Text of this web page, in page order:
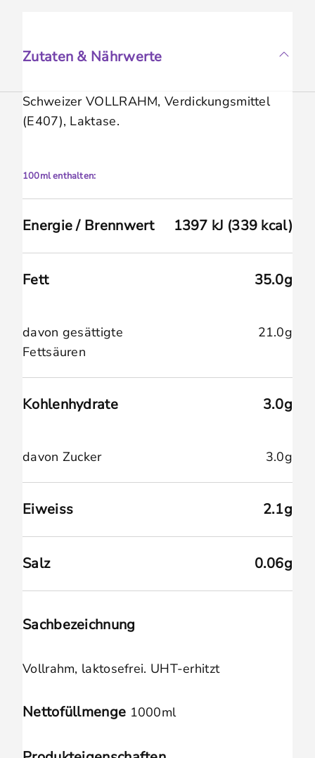
Zutaten & Nährwerte
Schweizer VOLLRAHM, Verdickungsmittel
(E407), Laktase.
100ml enthalten:
Energie / Brennwert 1397 kJ (339 kcal)
Fett 35.0g
davon gesättigte
Fettsäuren
21.0g
Kohlenhydrate 3.0g
davon Zucker 3.0g
Eiweiss 2.1g
Salz 0.06g
Sachbezeichnung
Vollrahm, laktosefrei. UHT-erhitzt
Nettofüllmenge 1000ml